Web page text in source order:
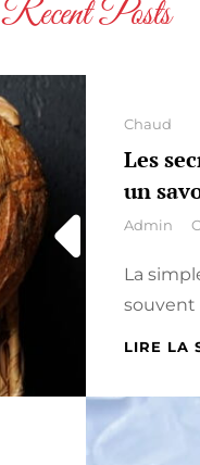
Recent Posts
Categories
Chaud
Les
un
By
Admin
La
souvent
LIRE LA